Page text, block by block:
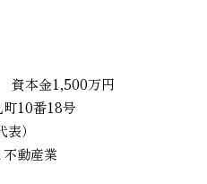
資本金1,500万円
町10番18号
）
動産業